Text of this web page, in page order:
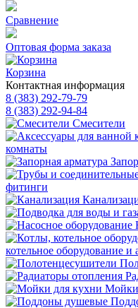
Сравнение
Оптовая форма заказа
Корзина
Контактная информация
8 (383) 292-79-79
8 (383) 292-94-84
Смесители
комнаты
фитинги
котельное оборудование и
Мойки